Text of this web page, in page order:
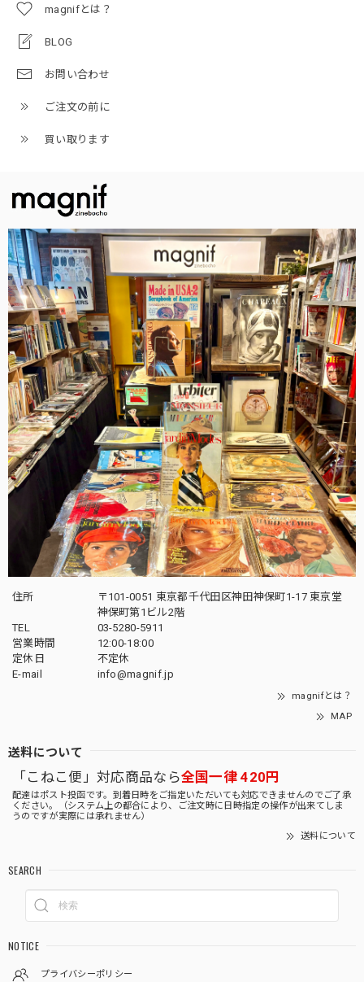
magnifとは？
BLOG
お問い合わせ
ご注文の前に
買い取ります
住所
〒101-0051 東京都千代田区神田神保町1-17 東京堂
神保町第1ビル2階
TEL
03-5280-5911
営業時間
12:00-18:00
定休日
不定休
E-mail
info@magnif.jp
magnifとは？
MAP
送料について
「こねこ便」対応商品なら全国一律 420円
配達はポスト投函です。到着日時をご指定いただいても対応できませんのでご了承
ください。（システム上の都合により、ご注文時に日時指定の操作が出来てしま
うのですが実際には承れません）
送料について
SEARCH
NOTICE
プライバシーポリシー